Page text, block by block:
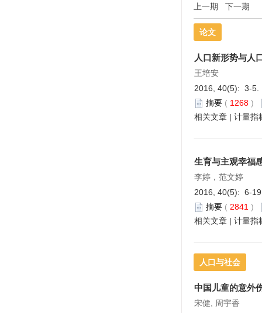
上一期 下一期
论文
人口新形势与人
王培安
2016, 40(5): 3-5.
摘要 ( 1268 )
相关文章 | 计量指
生育与主观幸福
李婷，范文婷
2016, 40(5): 6-
摘要 ( 2841 )
相关文章 | 计量指
人口与社会
中国儿童的意外
宋健, 周宇香